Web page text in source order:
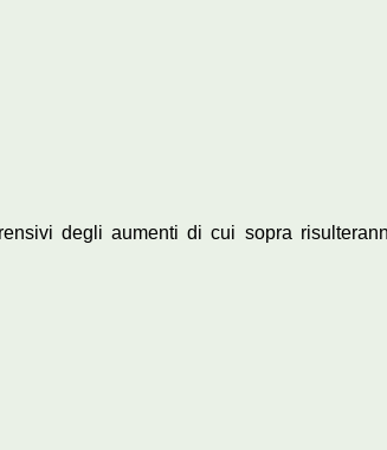
degli aumenti di cui sopra